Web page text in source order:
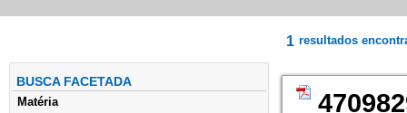
BUSCA FACETADA
Matéria
1 resultados